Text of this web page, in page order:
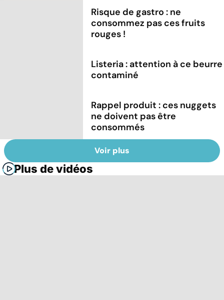
Risque de gastro : ne
consommez pas ces fruits
rouges !
Listeria : attention à ce beurre
contaminé
Rappel produit : ces nuggets
ne doivent pas être
consommés
Voir plus
Plus de vidéos